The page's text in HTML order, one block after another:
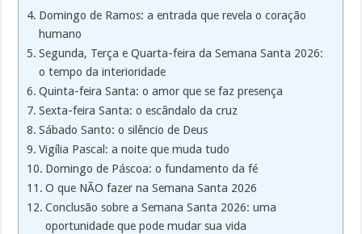
Domingo de Ramos: a entrada que revela o coração
humano
Segunda, Terça e Quarta-feira da Semana Santa 2026:
o tempo da interioridade
Quinta-feira Santa: o amor que se faz presença
Sexta-feira Santa: o escândalo da cruz
Sábado Santo: o silêncio de Deus
Vigília Pascal: a noite que muda tudo
Domingo de Páscoa: o fundamento da fé
O que NÃO fazer na Semana Santa 2026
Conclusão sobre a Semana Santa 2026: uma
oportunidade que pode mudar sua vida